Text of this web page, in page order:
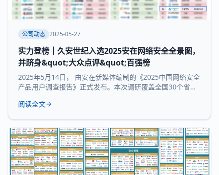
公司动态 2025-05-27
实力登榜｜久安世纪入选2025安在网络安全全景图，
并跻身&quot;大众点评&quot;百强榜
2025年5月14日， 由安在新媒体编制的《2025中国网络安全
产品用户调查报告》正式发布。本次调研覆盖全国30个省市
品用户大众点评全景图”“中国网络安全百强榜”等核心内容，
大核心领域：数据与隐私安全、业务与应用安全、信创产
品、安全服务、通用网
阅读全文